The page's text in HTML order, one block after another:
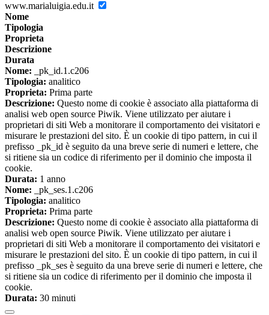
www.marialuigia.edu.it
Nome
Tipologia
Proprieta
Descrizione
Durata
Nome: _pk_id.1.c206
Tipologia: analitico
Proprieta: Prima parte
Descrizione: Questo nome di cookie è associato alla piattaforma di
analisi web open source Piwik. Viene utilizzato per aiutare i
proprietari di siti Web a monitorare il comportamento dei visitatori e
misurare le prestazioni del sito. È un cookie di tipo pattern, in cui il
prefisso _pk_id è seguito da una breve serie di numeri e lettere, che
si ritiene sia un codice di riferimento per il dominio che imposta il
cookie.
Durata: 1 anno
Nome: _pk_ses.1.c206
Tipologia: analitico
Proprieta: Prima parte
Descrizione: Questo nome di cookie è associato alla piattaforma di
analisi web open source Piwik. Viene utilizzato per aiutare i
proprietari di siti Web a monitorare il comportamento dei visitatori e
misurare le prestazioni del sito. È un cookie di tipo pattern, in cui il
prefisso _pk_ses è seguito da una breve serie di numeri e lettere, che
si ritiene sia un codice di riferimento per il dominio che imposta il
cookie.
Durata: 30 minuti